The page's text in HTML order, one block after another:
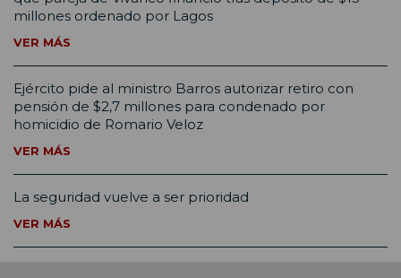
millones ordenado por Lagos
VER MÁS
Ejército pide al ministro Barros autorizar retiro con
pensión de $2,7 millones para condenado por
homicidio de Romario Veloz
VER MÁS
La seguridad vuelve a ser prioridad
VER MÁS